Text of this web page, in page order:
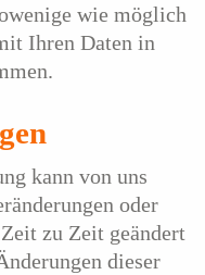
wie möglich
Ihren Daten in
kann von uns
oder
zu Zeit geändert
dieser